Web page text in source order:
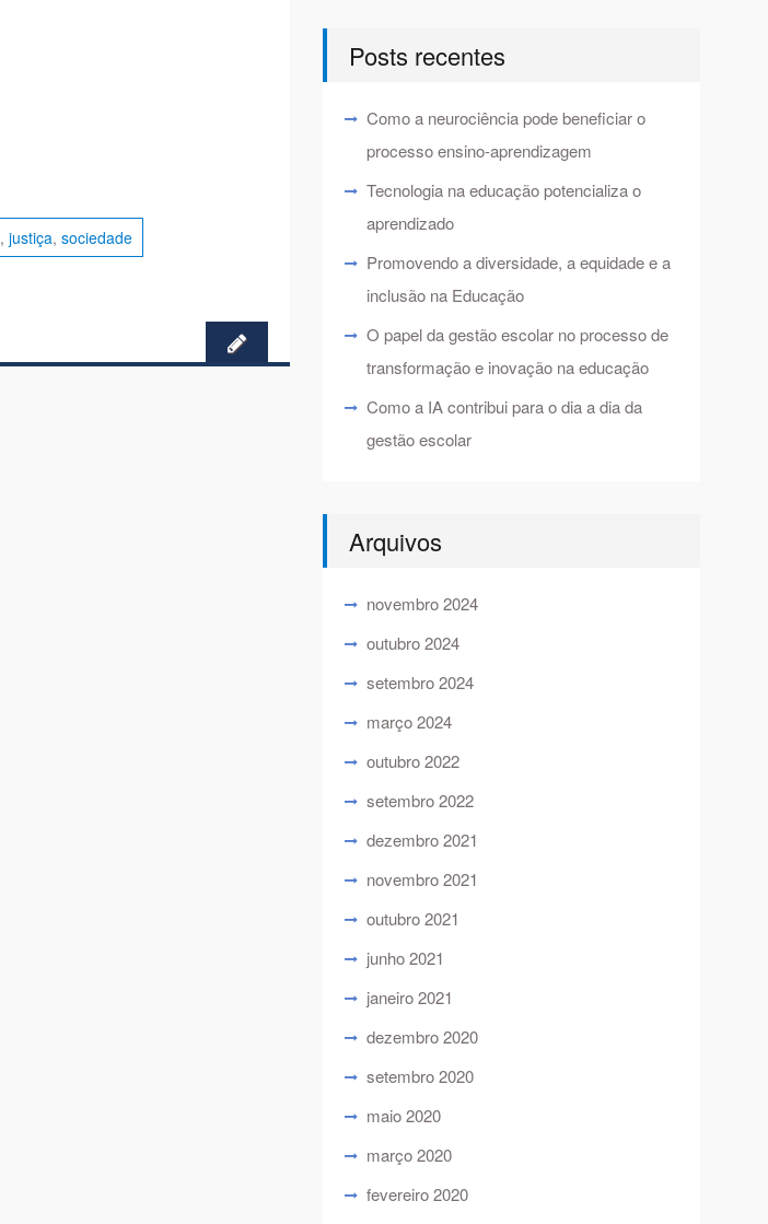
, justiça, sociedade
Posts recentes
Como a neurociência pode beneficiar o
processo ensino-aprendizagem
Tecnologia na educação potencializa o
aprendizado
Promovendo a diversidade, a equidade e a
inclusão na Educação
O papel da gestão escolar no processo de
transformação e inovação na educação
Como a IA contribui para o dia a dia da
gestão escolar
Arquivos
novembro 2024
outubro 2024
setembro 2024
março 2024
outubro 2022
setembro 2022
dezembro 2021
novembro 2021
outubro 2021
junho 2021
janeiro 2021
dezembro 2020
setembro 2020
maio 2020
março 2020
fevereiro 2020